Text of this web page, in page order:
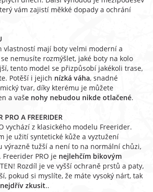
vám zajistí měkké dopady a ochrání
vlastností mají boty velmi moderní a
nemusíte rozmýšlet, jaké boty na kolo
tento model se přizpůsobí jakékoli trase,
Potěší i jejich nízká váha, snadné
tvar, díky kterému je můžete
a vaše nohy nebudou nikde otlačené.
PRO A FREERIDER
vychází z klasického modelu Freerider.
je užití syntetické kůže a vyztužení
výrazně tužší a není to na normální chůzi,
PRO je nejlehčím bikovým
TEN! Rozdíl je ve vyšší ochraně prstů a paty,
pokud si myslíte, že máte vysoký nárt, tak
zkusit..